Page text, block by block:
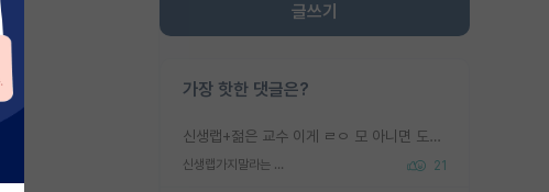
글쓰기
가장 핫한 댓글은?
신생랩+젊은 교수 이게 ㄹㅇ 모 아니면 도인듯.
신생랩가지말라는 이유가 있었구나 21